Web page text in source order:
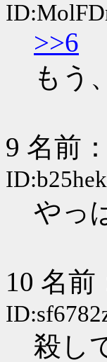
>>6
もう
9 名前：
やっ
10 名前
殺し